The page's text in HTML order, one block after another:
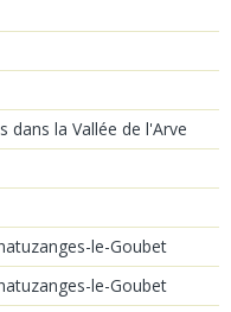
dans la Vallée de l'Arve
le-Goubet
le-Goubet